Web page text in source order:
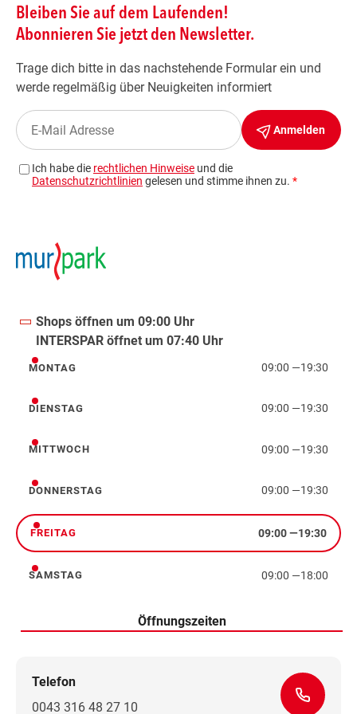
Shops öffnen um 09:00 Uhr
INTERSPAR öffnet um 07:40 Uhr
Montag
MONTAG 09:00 —19:30
Dienstag
DIENSTAG 09:00 —19:30
Mittwoch
MITTWOCH 09:00 —19:30
Donnerstag
DONNERSTAG 09:00 —19:30
Freitag
FREITAG 09:00—19:30
Samstag
SAMSTAG 09:00 —18:00
Öffnungszeiten
Telefon
0043 316 48 27 10